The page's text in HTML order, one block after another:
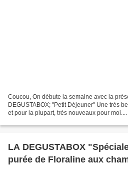
Coucou, On débute la semaine avec la
DEGUSTABOX; "Petit Déjeuner" Une très
et pour la plupart, très nouveaux pour
LA DEGUSTABOX
purée de Floraline aux